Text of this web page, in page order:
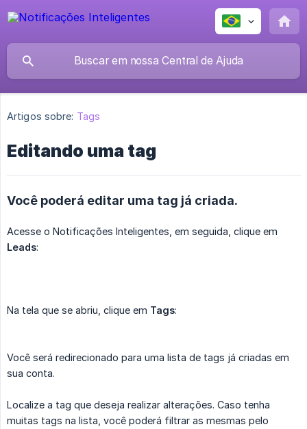
Artigos sobre: Tags
Editando uma tag
Você poderá editar uma tag já criada.
Acesse o Notificações Inteligentes, em seguida, clique em
Leads:
Na tela que se abriu, clique em Tags:
Você será redirecionado para uma lista de tags já criadas em
sua conta.
Localize a tag que deseja realizar alterações. Caso tenha
muitas tags na lista, você poderá filtrar as mesmas pelo